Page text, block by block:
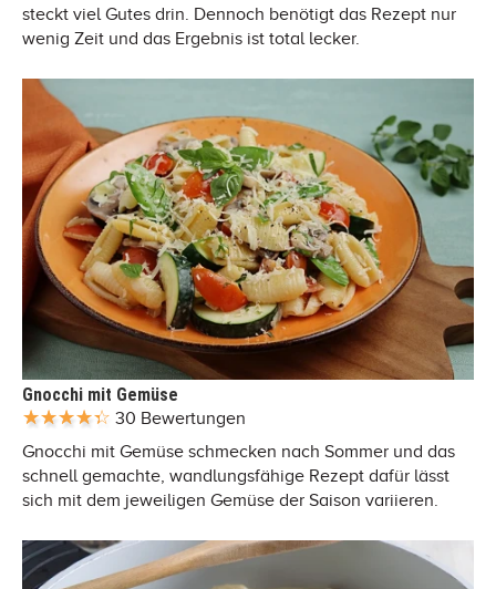
steckt viel Gutes drin. Dennoch benötigt das Rezept nur
wenig Zeit und das Ergebnis ist total lecker.
Gnocchi mit Gemüse
30 Bewertungen
Gnocchi mit Gemüse schmecken nach Sommer und das
schnell gemachte, wandlungsfähige Rezept dafür lässt
sich mit dem jeweiligen Gemüse der Saison variieren.